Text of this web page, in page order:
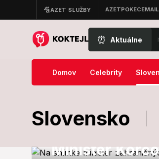
⏰ Aktuálne
Romana Juraška to ťahá k politike: V
Domov Celebrity
Slovensko
Domáca politika
Minister